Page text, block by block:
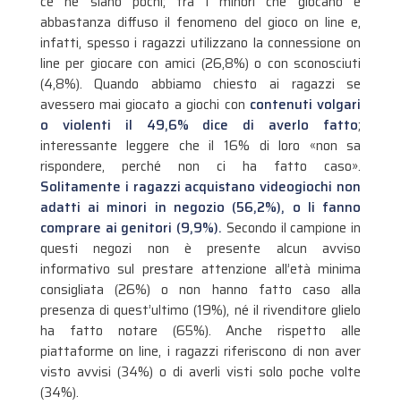
abbastanza diffuso il fenomeno del gioco on line e,
infatti, spesso i ragazzi utilizzano la connessione on
line per giocare con amici (26,8%) o con sconosciuti
(4,8%). Quando abbiamo chiesto ai ragazzi se
avessero mai giocato a giochi con contenuti volgari
o violenti il 49,6% dice di averlo fatto;
interessante leggere che il 16% di loro «non sa
rispondere, perché non ci ha fatto caso».
Solitamente i ragazzi acquistano videogiochi non
adatti ai minori in negozio (56,2%), o li fanno
comprare ai genitori (9,9%). Secondo il campione in
questi negozi non è presente alcun avviso
informativo sul prestare attenzione all’età minima
consigliata (26%) o non hanno fatto caso alla
presenza di quest’ultimo (19%), né il rivenditore glielo
ha fatto notare (65%). Anche rispetto alle
piattaforme on line, i ragazzi riferiscono di non aver
visto avvisi (34%) o di averli visti solo poche volte
(34%).